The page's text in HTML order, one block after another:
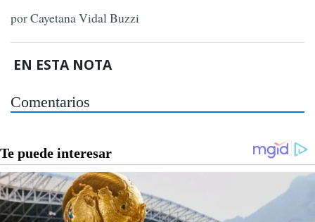
por Cayetana Vidal Buzzi
EN ESTA NOTA
Comentarios